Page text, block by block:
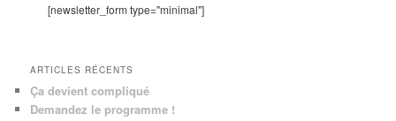
[newsletter_form type="minimal"]
ARTICLES RÉCENTS
Ça devient compliqué
Demandez le programme !